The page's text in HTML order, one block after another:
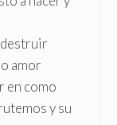
destruir
amor
en como
y su